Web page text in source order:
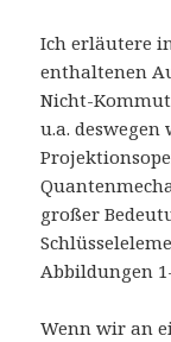
Ich erläutere
enthaltenen
Nicht-
u.a.
großer
Abbildungen
Wenn wir an